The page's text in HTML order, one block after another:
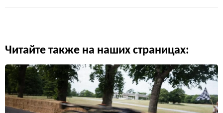
Читайте также на наших страницах: